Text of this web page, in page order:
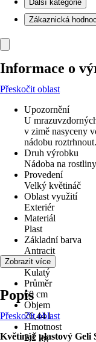
Další kategorie
Zákaznická
Informace o
Přeskočit oblast
Upozornění
U
v zimě nasyceny
nádobu roztrhnout.
Druh výrobku
Nádoba na rostliny
Provedení
Velký květináč
Oblast využití
Exteriér
Materiál
Plast
Základní barva
Antracit
Tvar
Kulatý
Průměr
60 cm
Objem
76,44 l
Hmotnost
2,2 kg
Zobrazit více
Popis
Přeskočit oblast
Květináč plastový Geli